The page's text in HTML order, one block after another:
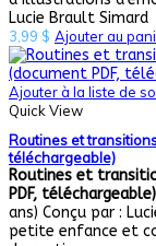
Lucie Brault Simard
3,99 $ Ajouter au
Ajouter à la liste de
Quick View
Routines et
téléchargeable)
Routines et
PDF, téléchargeable)
ans) Conçu par :
petite enfance et